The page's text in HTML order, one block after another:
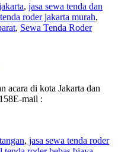
, jasa sewa tenda dan
roder jakarta murah,
, Sewa Tenda Roder
acara di kota Jakarta dan
mail :
, jasa sewa tenda roder